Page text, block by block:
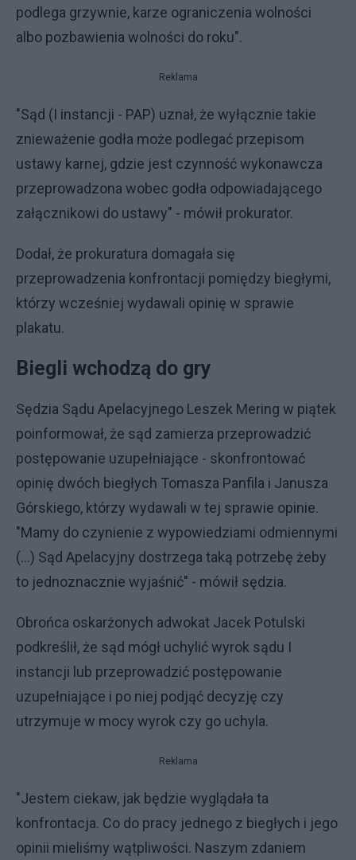
podlega grzywnie, karze ograniczenia wolności
albo pozbawienia wolności do roku".
Reklama
"Sąd (I instancji - PAP) uznał, że wyłącznie takie
znieważenie godła może podlegać przepisom
ustawy karnej, gdzie jest czynność wykonawcza
przeprowadzona wobec godła odpowiadającego
załącznikowi do ustawy" - mówił prokurator.
Dodał, że prokuratura domagała się
przeprowadzenia konfrontacji pomiędzy biegłymi,
którzy wcześniej wydawali opinię w sprawie
plakatu.
Biegli wchodzą do gry
Sędzia Sądu Apelacyjnego Leszek Mering w piątek
poinformował, że sąd zamierza przeprowadzić
postępowanie uzupełniające - skonfrontować
opinię dwóch biegłych Tomasza Panfila i Janusza
Górskiego, którzy wydawali w tej sprawie opinie.
"Mamy do czynienie z wypowiedziami odmiennymi
(...) Sąd Apelacyjny dostrzega taką potrzebę żeby
to jednoznacznie wyjaśnić" - mówił sędzia.
Obrońca oskarżonych adwokat Jacek Potulski
podkreślił, że sąd mógł uchylić wyrok sądu I
instancji lub przeprowadzić postępowanie
uzupełniające i po niej podjąć decyzję czy
utrzymuje w mocy wyrok czy go uchyla.
Reklama
"Jestem ciekaw, jak będzie wyglądała ta
konfrontacja. Co do pracy jednego z biegłych i jego
opinii mieliśmy wątpliwości. Naszym zdaniem